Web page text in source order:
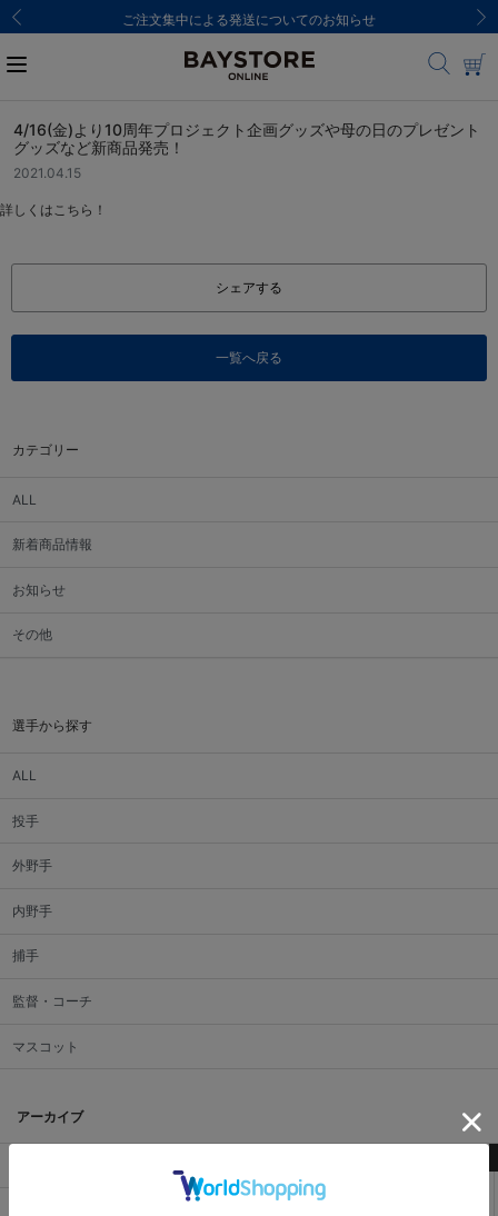
ご注文集中による発送についてのお知らせ
カテゴリー
ALL
新着商品情報
お知らせ
その他
選手から探す
ALL
投手
外野手
内野手
捕手
監督・コーチ
マスコット
アーカイブ
4/16(金)より10周年プロジェクト企画グッズや母の日のプレゼント
グッズなど新商品発売！
2021.04.15
詳しくはこちら！
シェアする
一覧へ戻る